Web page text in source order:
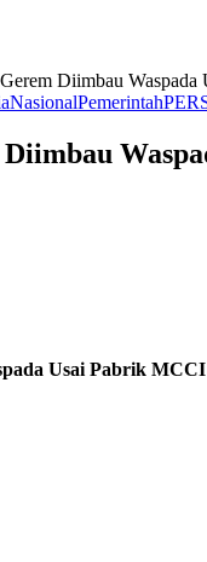
Diimbau
NasionalPemerintah
Usai Pabrik